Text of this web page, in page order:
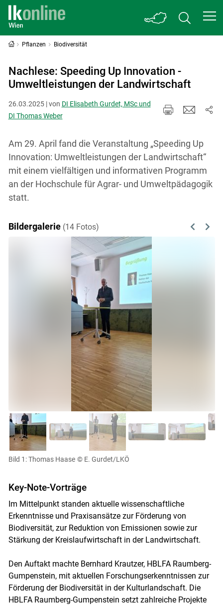
Pflanzen Biodiversität
Nachlese: Speeding Up Innovation -
Umweltleistungen der Landwirtschaft
26.03.2025 | von DI Elisabeth Gurdet, MSc und
DI Thomas Weber
Am 29. April fand die Veranstaltung „Speeding Up
Innovation: Umweltleistungen der Landwirtschaft“
mit einem vielfältigen und informativen Programm
an der Hochschule für Agrar- und Umweltpädagogik
statt.
Bildergalerie (14 Fotos) Previous
Next
Bild 1: Thomas Haase © E. Gurdet/LKÖ
Key-Note-Vorträge
Im Mittelpunkt standen aktuelle wissenschaftliche
Erkenntnisse und Praxisansätze zur Förderung von
Biodiversität, zur Reduktion von Emissionen sowie zur
Stärkung der Kreislaufwirtschaft in der Landwirtschaft.
Den Auftakt machte Bernhard Krautzer, HBLFA Raumberg-
Gumpenstein, mit aktuellen Forschungserkenntnissen zur
Förderung der Biodiversität in der Kulturlandschaft. Die
HBLFA Raumberg-Gumpenstein setzt zahlreiche Projekte